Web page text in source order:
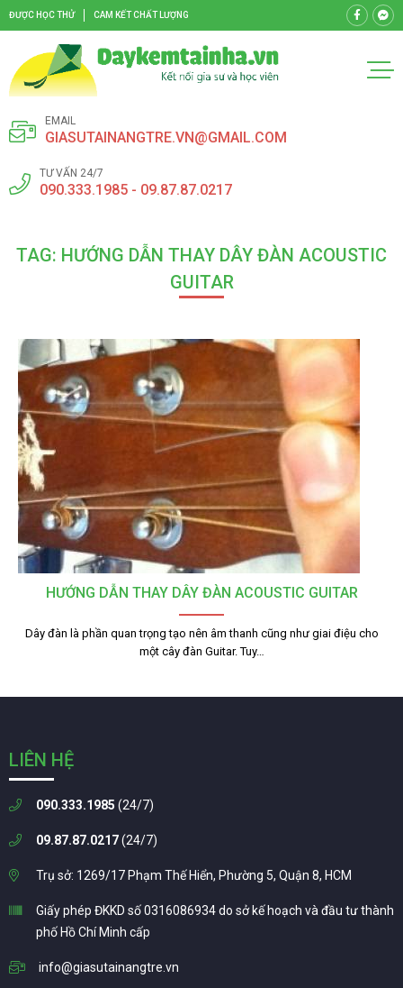
ĐƯỢC HỌC THỬ CAM KẾT CHẤT LƯỢNG
EMAIL
GIASUTAINANGTRE.VN@GMAIL.COM
TƯ VẤN 24/7
090.333.1985 - 09.87.87.0217
TAG: HƯỚNG DẪN THAY DÂY ĐÀN ACOUSTIC
GUITAR
HƯỚNG DẪN THAY DÂY ĐÀN ACOUSTIC GUITAR
Dây đàn là phần quan trọng tạo nên âm thanh cũng như giai điệu cho
một cây đàn Guitar. Tuy…
LIÊN HỆ
090.333.1985 (24/7)
09.87.87.0217(24/7)
Trụ sở: 1269/17 Phạm Thế Hiển, Phường 5, Quận 8, HCM
Giấy phép ĐKKD số 0316086934 do sở kế hoạch và đầu tư thành
phố Hồ Chí Minh cấp
info@giasutainangtre.vn